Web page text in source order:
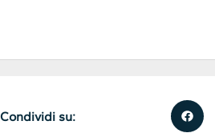
Condividi su: